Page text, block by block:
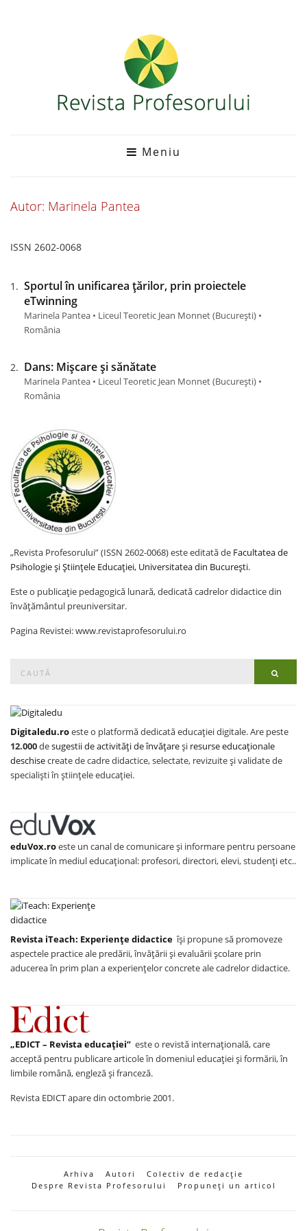
Meniu
Autor: Marinela Pantea
ISSN 2602-0068
Sportul în unificarea țărilor, prin proiectele
eTwinning
Marinela Pantea • Liceul Teoretic Jean Monnet (Bucureşti) •
România
Dans: Mișcare și sănătate
Marinela Pantea • Liceul Teoretic Jean Monnet (Bucureşti) •
România
„Revista Profesorului” (ISSN 2602-0068) este editată de Facultatea de
Psihologie și Științele Educației, Universitatea din București.
Este o publicație pedagogică lunară, dedicată cadrelor didactice din
învățământul preuniversitar.
Pagina Revistei: www.revistaprofesorului.ro
for:
Digitaledu.roeste o platformă dedicată educației digitale. Are peste
12.000desugestii de activități de învățareși resurse educaționale
deschisecreate de cadre didactice, selectate, revizuite și validate de
specialiști în științele educației.
eduVox.roeste un canal de comunicare și informare pentru persoane
implicate în mediul educațional: profesori, directori, elevi, studenți etc..
Revista iTeach: Experienţe didactice îşi propune să promoveze
aspectele practice ale predării, învăţării şi evaluării şcolare prin
aducerea în prim plan a experienţelor concrete ale cadrelor didactice.
„EDICT – Revista educației” este o revistă internațională, care
acceptă pentru publicare articole în domeniul educației și formării, în
limbile română, engleză și franceză.
Revista EDICT apare din octombrie 2001.
Arhiva Autori
Colectiv de redacție
Despre Revista Profesorului
Propuneți un articol